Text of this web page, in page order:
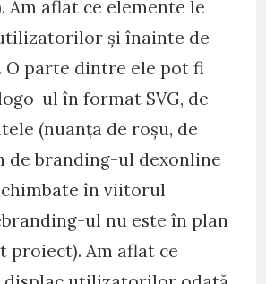
Am aflat ce elemente le
și înainte de
O parte dintre ele pot fi
ul în format SVG, de
(nuanța de roșu, de
de branding-ul dexonline
în viitorul
ul nu este în plan
proiect). Am aflat ce